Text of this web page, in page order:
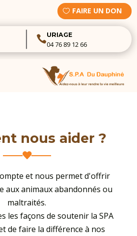
FAIRE UN DON
URIAGE
04 76 89 12 66
nous aider ?

et nous permet d'offrir
aux animaux abandonnés ou
maltraités.
les façons de soutenir la SPA
de faire la différence à nos